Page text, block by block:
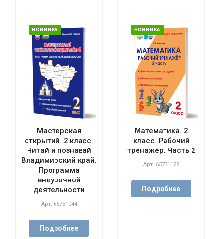
НОВИНКА
Мастерская
открытий. 2 класс.
Читай и познавай
Владимирский край.
Программа
внеурочной
деятельности
Арт. 65731044
Подробнее
НОВИНКА
Математика. 2
класс. Рабочий
тренажёр. Часть 2
Арт. 65731128
Подробнее